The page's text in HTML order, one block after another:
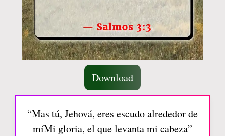
Download
“Mas tú, Jehová, eres escudo alrededor de
míMi gloria, el que levanta mi cabeza”